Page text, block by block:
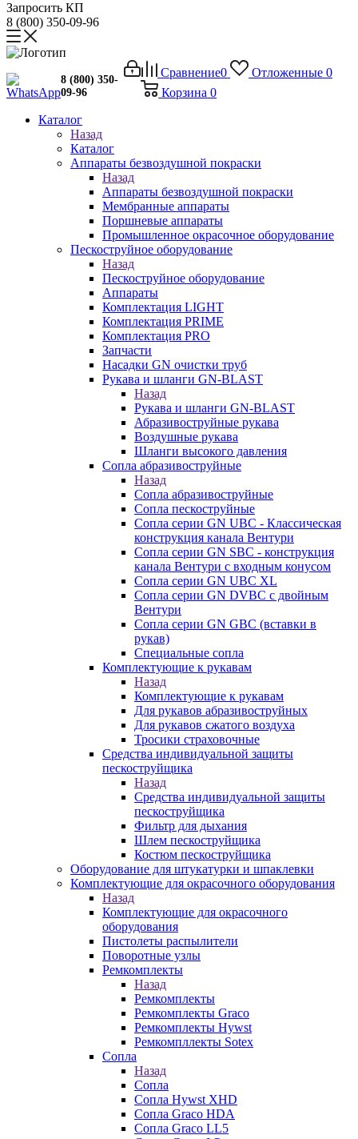
Запросить КП
8 (800) 350-09-96
Сравнение0 Отложенные 0
Корзина 0
8 (800) 350-
09-96
Каталог
Назад
Каталог
Аппараты безвоздушной покраски
Назад
Аппараты безвоздушной покраски
Мембранные аппараты
Поршневые аппараты
Промышленное окрасочное оборудование
Пескоструйное оборудование
Назад
Пескоструйное оборудование
Аппараты
Комплектация LIGHT
Комплектация PRIME
Комплектация PRO
Запчасти
Насадки GN очистки труб
Рукава и шланги GN-BLAST
Назад
Рукава и шланги GN-BLAST
Абразивоструйные рукава
Воздушные рукава
Шланги высокого давления
Сопла абразивоструйные
Назад
Сопла абразивоструйные
Сопла пескоструйные
Сопла серии GN UBC - Классическая
конструкция канала Вентури
Сопла серии GN SBC - конструкция
канала Вентури c входным конусом
Сопла серии GN UBC XL
Сопла серии GN DVBC с двойным
Вентури
Сопла серии GN GBC (вставки в
рукав)
Специальные сопла
Комплектующие к рукавам
Назад
Комплектующие к рукавам
Для рукавов абразивоструйных
Для рукавов сжатого воздуха
Тросики страховочные
Средства индивидуальной защиты
пескоструйщика
Назад
Средства индивидуальной защиты
пескоструйщика
Фильтр для дыхания
Шлем пескоструйщика
Костюм пескоструйщика
Оборудование для штукатурки и шпаклевки
Комплектующие для окрасочного оборудования
Назад
Комплектующие для окрасочного
оборудования
Пистолеты распылители
Поворотные узлы
Ремкомплекты
Назад
Ремкомплекты
Ремкомплекты Graco
Ремкомплекты Hywst
Ремкомпллекты Sotex
Сопла
Назад
Сопла
Сопла Hywst XHD
Сопла Graco HDA
Сопла Graco LL5